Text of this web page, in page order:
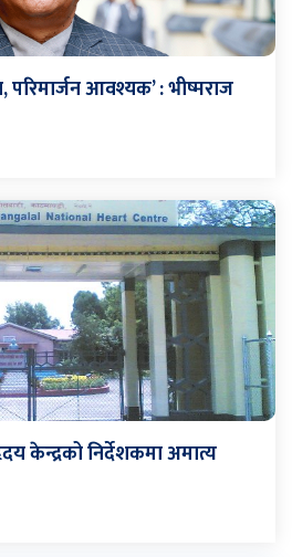
परिमार्जन आवश्यक’ : भीष्मराज
केन्द्रको निर्देशकमा अमात्य